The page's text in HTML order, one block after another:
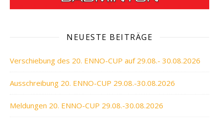
NEUESTE BEITRÄGE
Verschiebung des 20. ENNO-CUP auf 29.08.- 30.08.2026
Ausschreibung 20. ENNO-CUP 29.08.-30.08.2026
Meldungen 20. ENNO-CUP 29.08.-30.08.2026